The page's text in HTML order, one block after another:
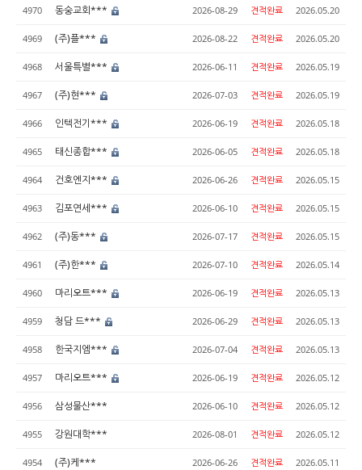
4970 동숭교회*** 2026-08-29 견적완료 2026.05.20
4969 (주)플*** 2026-08-22 견적완료 2026.05.20
4968 서울특별*** 2026-06-11 견적완료 2026.05.19
4967 (주)현*** 2026-07-03 견적완료 2026.05.19
4966 인텍전기*** 2026-06-19 견적완료 2026.05.18
4965 태신종합*** 2026-06-05 견적완료 2026.05.18
4964 건호엔지*** 2026-06-26 견적완료 2026.05.15
4963 김포연세*** 2026-06-10 견적완료 2026.05.15
4962 (주)동*** 2026-07-17 견적완료 2026.05.15
4961 (주)한*** 2026-07-10 견적완료 2026.05.14
4960 마리오트*** 2026-06-19 견적완료 2026.05.13
4959 청담 드*** 2026-06-29 견적완료 2026.05.13
4958 한국지엠*** 2026-07-04 견적완료 2026.05.13
4957 마리오트*** 2026-06-19 견적완료 2026.05.12
4956 삼성물산*** 2026-06-10 견적완료 2026.05.12
4955 강원대학*** 2026-08-01 견적완료 2026.05.12
4954 (주)케*** 2026-06-26 견적완료 2026.05.11